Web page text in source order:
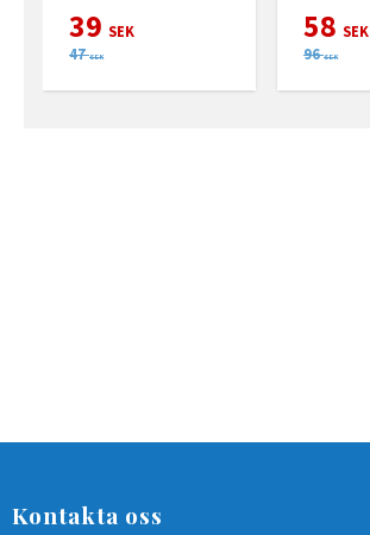
39 SEK
47 SEK
58 SEK
96 SEK
Kontakta oss